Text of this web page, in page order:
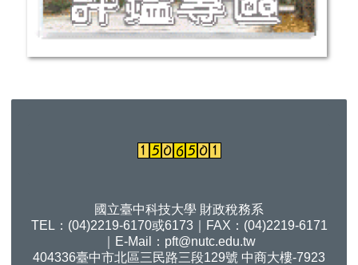
國立臺中科技大學 財政稅務系
TEL：(04)2219-6170或6173｜FAX：(04)2219-6171
｜E-Mail： pft@nutc.edu.tw
404336臺中市北區三民路三段129號 中商大樓-7923